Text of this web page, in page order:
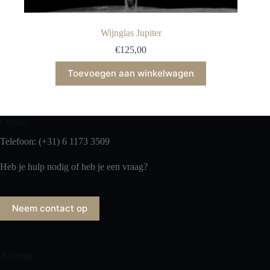
Wijnglas Jupiter
€125,00
Toevoegen aan winkelwagen
Telefoon: (+31) 6 1173 3509
Heb je hulp nodig of heb je een vraag?
Neem contact op